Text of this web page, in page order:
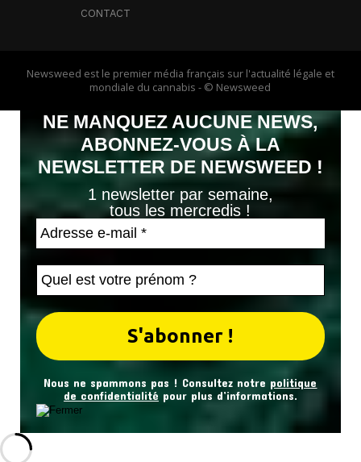
CONTACT
Newsweed est le premier média français sur l'actualité légale et
mondiale du cannabis - © Newsweed
NE MANQUEZ AUCUNE NEWS,
ABONNEZ-VOUS À LA
NEWSLETTER DE NEWSWEED !
1 newsletter par semaine,
tous les mercredis !
Nous ne spammons pas ! Consultez notre politique
de confidentialité pour plus d’informations.